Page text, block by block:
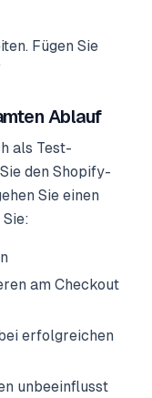
Fügen Sie
Ablauf
als Test-
den Shopify-
Sie einen
am Checkout
erfolgreichen
unbeeinflusst